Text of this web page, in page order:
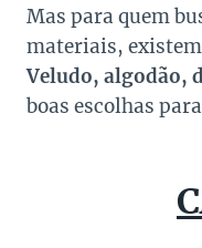
Mas para quem
materiais, existem
Veludo, algodão,
boas escolhas